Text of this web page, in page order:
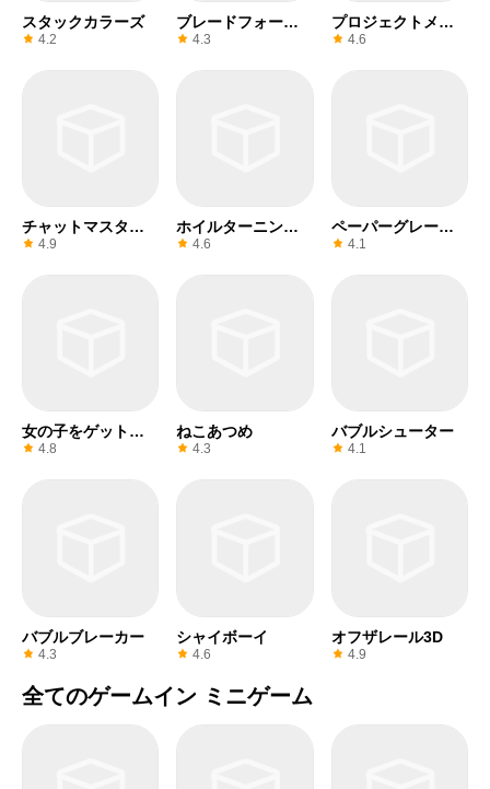
スタックカラーズ
4.2
ブレードフォージ
スリーディー
4.3
プロジェクトメイ
クオーバー
4.6
チャットマスタ
ー！
4.9
ホイルターニング
3D4.6
ペーパーグレード
をお願いします！
4.1
女の子をゲットす
る 4.8
ねこあつめ
4.3
バブルシューター
4.1
バブルブレーカー
4.3
シャイボーイ
4.6
オフザレール3D
4.9
全てのゲームイン ミニゲーム